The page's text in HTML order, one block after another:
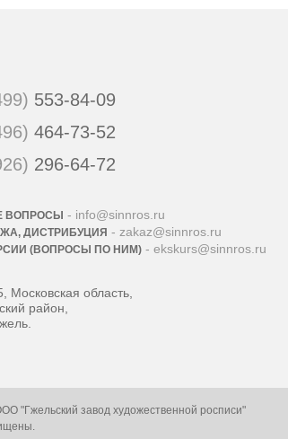
553-84-09
464-73-52
296-64-72
ВОПРОСЫ - info@sinnros.ru
ДИСТРИБУЦИЯ - zakaz@sinnros.ru
(ВОПРОСЫ ПО НИМ) - ekskurs@sinnros.ru
Московская область,
район,
"Гжельский завод художественной росписи"